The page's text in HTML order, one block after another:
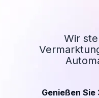
Wir
Genießen